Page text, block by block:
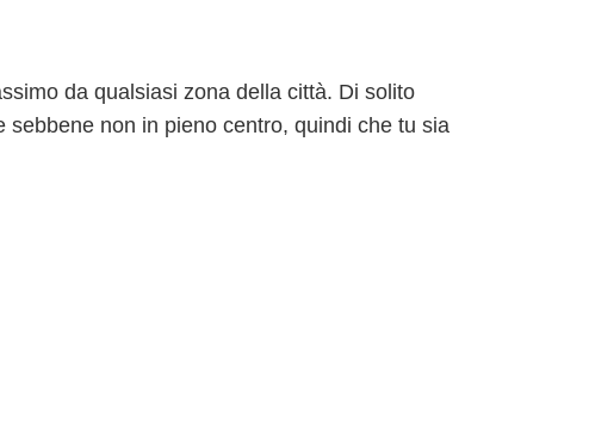
da qualsiasi zona della città. Di solito
non in pieno centro, quindi che tu sia